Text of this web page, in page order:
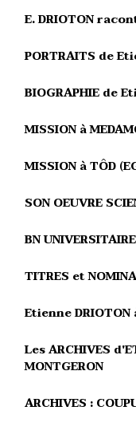
E. DRIOTON
PORTRAITS de
BIOGRAPHIE de
MISSION à
MISSION à TÔD
SON OEUVRE
BN
TITRES et
Etienne DRIOTON
Les ARCHIVES
MONTGERON
ARCHIVES :